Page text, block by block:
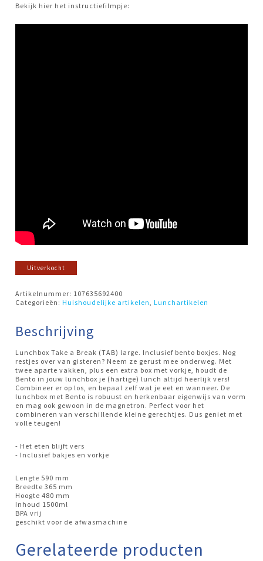
Bekijk hier het instructiefilmpje:
Uitverkocht
Artikelnummer: 107635692400
Categorieën:Huishoudelijke artikelen ,Lunchartikelen
Beschrijving
Lunchbox Take a Break (TAB) large. Inclusief bento boxjes. Nog
restjes over van gisteren? Neem ze gerust mee onderweg. Met
twee aparte vakken, plus een extra box met vorkje, houdt de
Bento in jouw lunchbox je (hartige) lunch altijd heerlijk vers!
Combineer er op los, en bepaal zelf wat je eet en wanneer. De
lunchbox met Bento is robuust en herkenbaar eigenwijs van vorm
en mag ook gewoon in de magnetron. Perfect voor het
combineren van verschillende kleine gerechtjes. Dus geniet met
volle teugen!
- Het eten blijft vers
- Inclusief bakjes en vorkje
Lengte 590 mm
Breedte 365 mm
Hoogte 480 mm
Inhoud 1500ml
BPA vrij
geschikt voor de afwasmachine
Gerelateerde producten